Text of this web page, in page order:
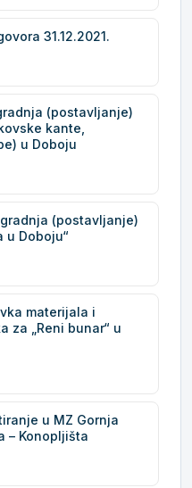
31.12.2021.
(postavljanje)
kante,
u Doboju
(postavljanje)
u Doboju“
materijala i
za „Reni bunar“ u
u MZ Gornja
– Konopljišta